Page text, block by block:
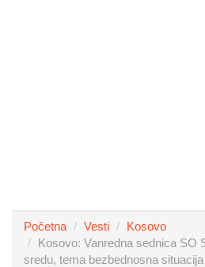
Početna Vesti
Kosovo
Kosovo: Vanredna sednica SO
sredu, tema bezbednosna situacija